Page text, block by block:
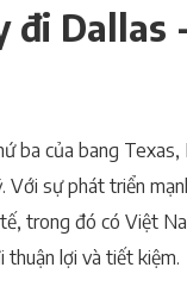
đi
ba của bang
Với sự phát triển
trong đó có Việt
thuận lợi và tiết kiệm.